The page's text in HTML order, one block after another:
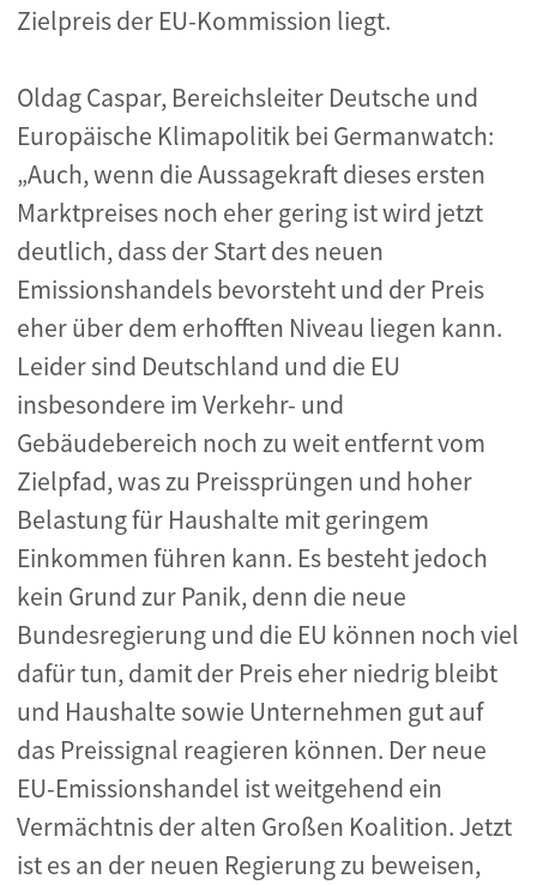
Zielpreis der EU-Kommission liegt.
Oldag Caspar, Bereichsleiter Deutsche und
Europäische Klimapolitik bei Germanwatch:
„Auch, wenn die Aussagekraft dieses ersten
Marktpreises noch eher gering ist wird jetzt
deutlich, dass der Start des neuen
Emissionshandels bevorsteht und der Preis
eher über dem erhofften Niveau liegen kann.
Leider sind Deutschland und die EU
insbesondere im Verkehr- und
Gebäudebereich noch zu weit entfernt vom
Zielpfad, was zu Preissprüngen und hoher
Belastung für Haushalte mit geringem
Einkommen führen kann. Es besteht jedoch
kein Grund zur Panik, denn die neue
Bundesregierung und die EU können noch viel
dafür tun, damit der Preis eher niedrig bleibt
und Haushalte sowie Unternehmen gut auf
das Preissignal reagieren können. Der neue
EU-Emissionshandel ist weitgehend ein
Vermächtnis der alten Großen Koalition. Jetzt
ist es an der neuen Regierung zu beweisen,